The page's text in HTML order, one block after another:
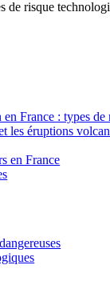
de risque
France : types
les éruptions
en France